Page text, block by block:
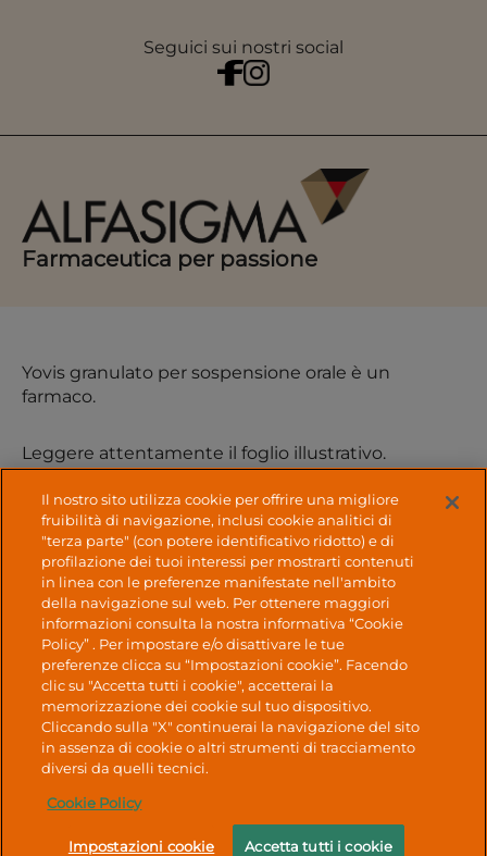
Seguici sui nostri social
Farmaceutica per passione
Yovis granulato per sospensione orale è un
farmaco.
Leggere attentamente il foglio illustrativo.
Alfasigma S.p.A. P.IVA 03432221202
Farmacovigilanza| Dichiarazione di Accessibilità
Cookie Policy|Diritti degli interessati|Privacy
Policy|Mappa del sito| Alfasigma
No Result Website Carbon
Il nostro sito utilizza cookie per offrire una migliore
fruibilità di navigazione, inclusi cookie analitici di
"terza parte" (con potere identificativo ridotto) e di
profilazione dei tuoi interessi per mostrarti contenuti
in linea con le preferenze manifestate nell'ambito
della navigazione sul web. Per ottenere maggiori
informazioni consulta la nostra informativa “Cookie
Policy” . Per impostare e/o disattivare le tue
preferenze clicca su “Impostazioni cookie”. Facendo
clic su "Accetta tutti i cookie", accetterai la
memorizzazione dei cookie sul tuo dispositivo.
Cliccando sulla "X" continuerai la navigazione del sito
in assenza di cookie o altri strumenti di tracciamento
diversi da quelli tecnici.
Cookie Policy
Impostazioni cookie Accetta tutti i cookie